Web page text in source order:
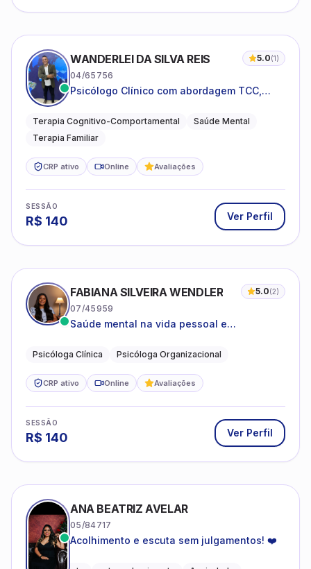
WANDERLEI DA SILVA REIS 5.0(1)
04/65756
Psicólogo Clínico com abordagem TCC,
sistêmica
Terapia Cognitivo-Comportamental
Saúde Mental
Terapia Familiar
CRP ativo Online Avaliações
SESSÃO
R$ 140 Ver Perfil
FABIANA SILVEIRA WENDLER 5.0(2)
07/45959
Saúde mental na vida pessoal e
Psicóloga Clínica Psicóloga Organizacional
CRP ativo Online Avaliações
SESSÃO
R$ 140 Ver Perfil
ANA BEATRIZ AVELAR
05/84717
Acolhimento e escuta sem julgamentos! ❤️